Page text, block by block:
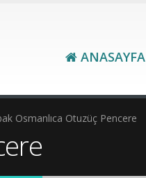
ANASAYFA
Osmanlıca Otuzüç Pencere